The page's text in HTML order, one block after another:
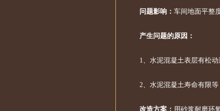
问题影响： 车间地面平整
产生问题的原因：
1、水泥混凝土表层有松
2、水泥混凝土寿命有限等
改造方案： 用砂浆耐磨环